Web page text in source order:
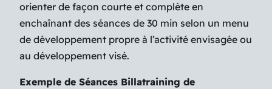
orienter de façon courte et complète en
enchaînant des séances de 30 min selon un menu
de développement propre à l’activité envisagée ou
au développement visé.
Exemple de Séances Billatraining de